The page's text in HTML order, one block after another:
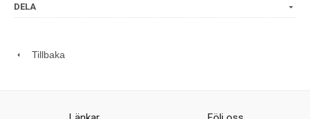
DELA
Tillbaka